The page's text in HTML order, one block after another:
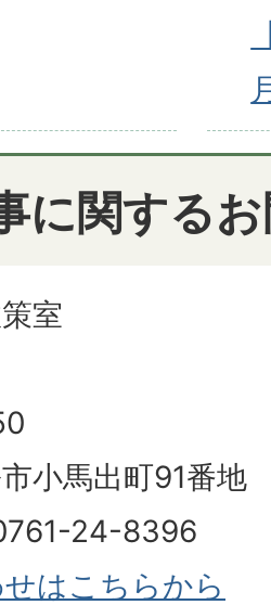
に関する
室
小馬出町91番地
24-8396
はこちらから